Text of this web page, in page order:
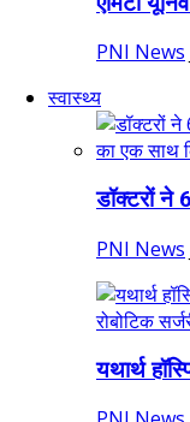
PNI News
स्वास्थ्य
डॉक्टरों ने
PNI News
यथार्थ